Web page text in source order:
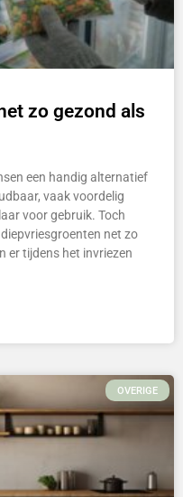
zo gezond als
een handig alternatief
vaak voordelig
voor gebruik. Toch
net zo
er tijdens het invriezen
OVERIGE